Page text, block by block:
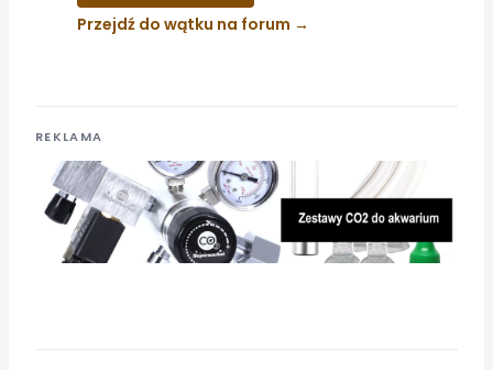
Przejdź do wątku na forum
REKLAMA